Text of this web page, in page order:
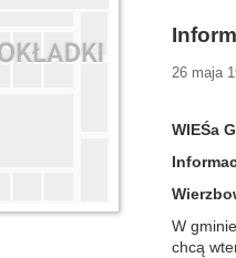
26 maja
WIEŚa
W
chcą